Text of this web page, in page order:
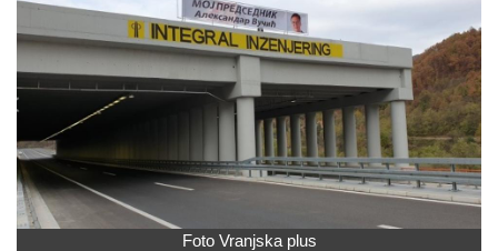
Foto Vranjska plus